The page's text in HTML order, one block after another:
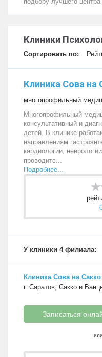
Клиники
Сортировать по:
Клиника Сова на
многопрофильный
Многопрофильный
консультативный и
детей. В клинике
направлениям
кардиологии,
проводитс...
Подробнее...
У клиники 4 филиала:
Клиника Сова на Сакко
г. Саратов, Сакко и
Записаться